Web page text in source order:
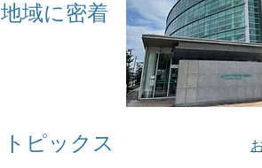
地域に密着
トピックス